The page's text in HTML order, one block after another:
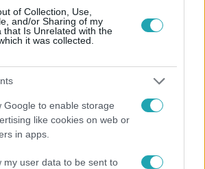
of Collection, Use,
and/or Sharing of my
that Is Unrelated with the
it was collected.
Google to enable storage
like cookies on web or
in apps.
my user data to be sent to
adásait az RTL+-on!
az RTL.hu az elsők között